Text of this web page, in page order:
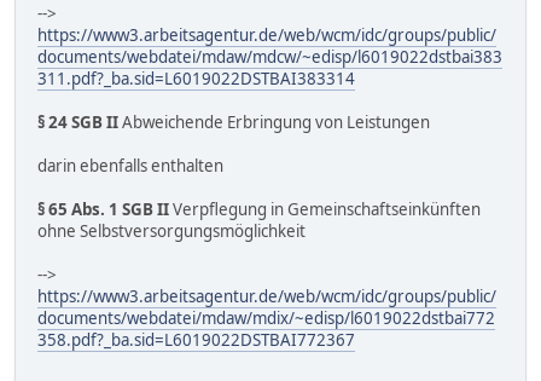
-->
https://www3.arbeitsagentur.de/web/wcm/idc/groups/public/
documents/webdatei/mdaw/mdcw/~edisp/l6019022dstbai383
311.pdf?_ba.sid=L6019022DSTBAI383314
§ 24 SGB IIAbweichende Erbringung von Leistungen
darin ebenfalls enthalten
§ 65 Abs. 1 SGB IIVerpflegung in Gemeinschaftseinkünften
ohne Selbstversorgungsmöglichkeit
-->
https://www3.arbeitsagentur.de/web/wcm/idc/groups/public/
documents/webdatei/mdaw/mdix/~edisp/l6019022dstbai772
358.pdf?_ba.sid=L6019022DSTBAI772367